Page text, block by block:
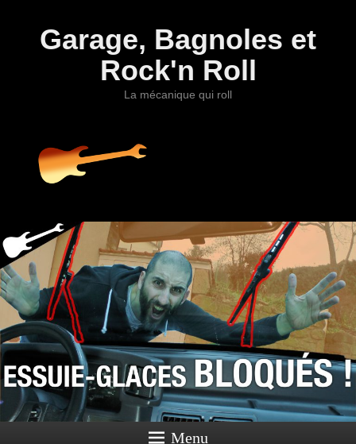
Garage, Bagnoles et
Rock'n Roll
La mécanique qui roll
Menu